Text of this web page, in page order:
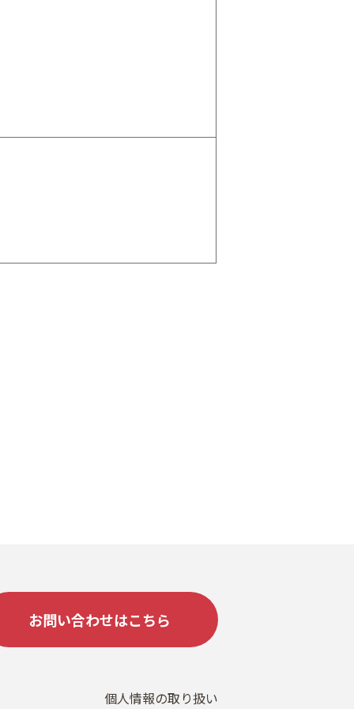
お問い合わせはこちら
個人情報の取り扱い